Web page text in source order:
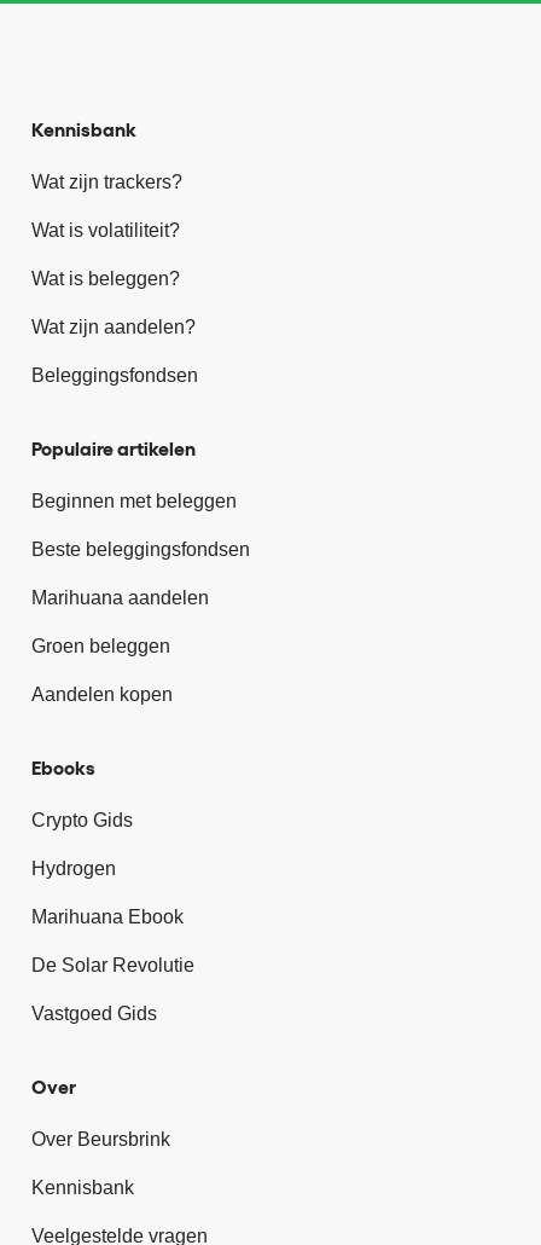
Kennisbank
Wat zijn trackers?
Wat is volatiliteit?
Wat is beleggen?
Wat zijn aandelen?
Beleggingsfondsen
Populaire artikelen
Beginnen met beleggen
Beste beleggingsfondsen
Marihuana aandelen
Groen beleggen
Aandelen kopen
Ebooks
Crypto Gids
Hydrogen
Marihuana Ebook
De Solar Revolutie
Vastgoed Gids
Over
Over Beursbrink
Kennisbank
Veelgestelde vragen